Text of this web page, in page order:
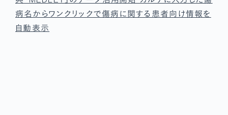
病名からワンクリックで傷病に関する患者向け情報を
自動表示